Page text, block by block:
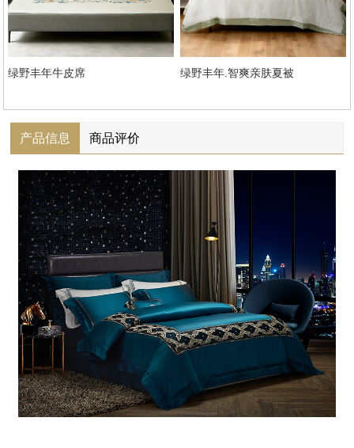
绿野丰年牛皮席 绿野丰年.智爽亲肤夏被
产品信息 商品评价